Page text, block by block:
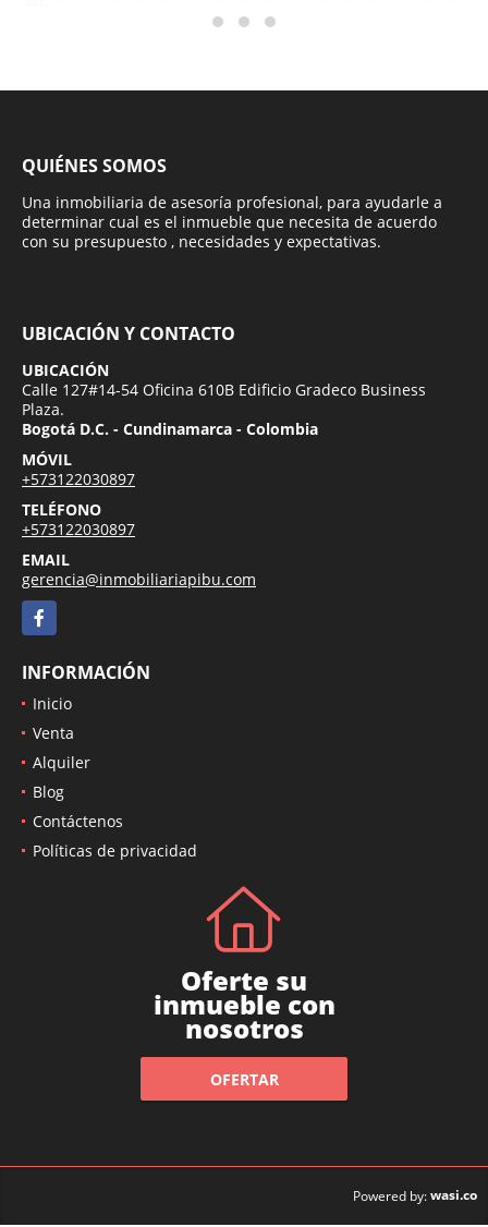
QUIÉNES SOMOS
Una inmobiliaria de asesoría profesional, para ayudarle a
determinar cual es el inmueble que necesita de acuerdo
con su presupuesto , necesidades y expectativas.
UBICACIÓN Y CONTACTO
UBICACIÓN
Calle 127#14-54 Oficina 610B Edificio Gradeco Business
Plaza.
Bogotá D.C. - Cundinamarca - Colombia
MÓVIL
+573122030897
TELÉFONO
+573122030897
EMAIL
gerencia@inmobiliariapibu.com
Facebook
INFORMACIÓN
Inicio
Venta
Alquiler
Blog
Contáctenos
Políticas de privacidad
Oferte su
inmueble con
nosotros
OFERTAR
Powered by:wasi.co